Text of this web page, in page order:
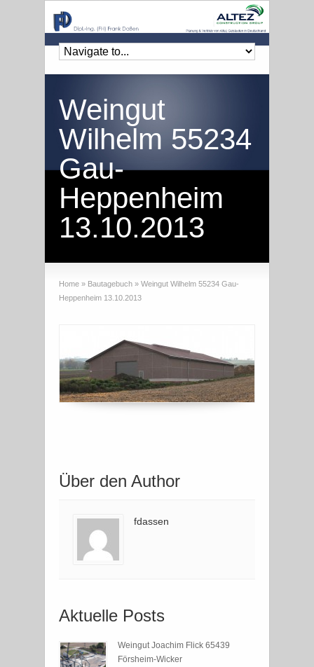
Weingut
Wilhelm 55234
Gau-
Heppenheim
13.10.2013
Home » Bautagebuch » Weingut Wilhelm 55234 Gau-
Heppenheim 13.10.2013
Über den Author
fdassen
Aktuelle Posts
Weingut Joachim Flick 65439
Försheim-Wicker